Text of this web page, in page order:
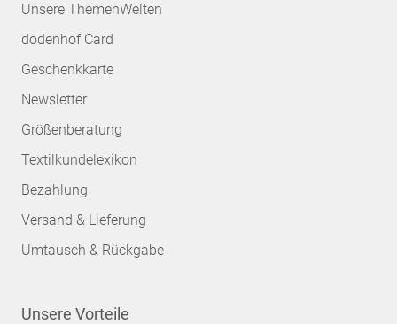
Unsere ThemenWelten
dodenhof Card
Geschenkkarte
Newsletter
Größenberatung
Textilkundelexikon
Bezahlung
Versand & Lieferung
Umtausch & Rückgabe
Unsere Vorteile